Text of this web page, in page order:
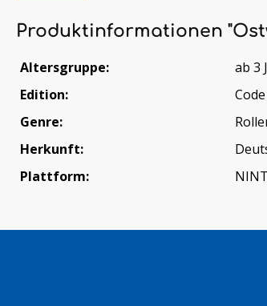
Produktinformationen
Altersgruppe:
ab 3
Edition:
Genre:
Herkunft:
Plattform: